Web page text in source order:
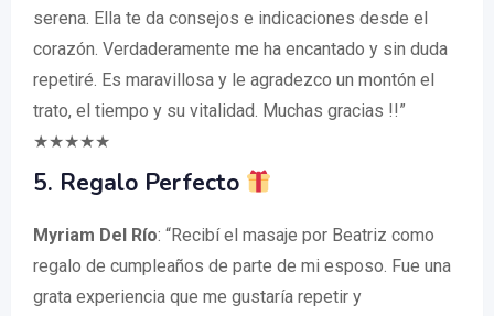
serena. Ella te da consejos e indicaciones desde el
corazón. Verdaderamente me ha encantado y sin duda
repetiré. Es maravillosa y le agradezco un montón el
trato, el tiempo y su vitalidad. Muchas gracias !!”
★★★★★
5. Regalo Perfecto
Myriam Del Río: “Recibí el masaje por Beatriz como
regalo de cumpleaños de parte de mi esposo. Fue una
grata experiencia que me gustaría repetir y